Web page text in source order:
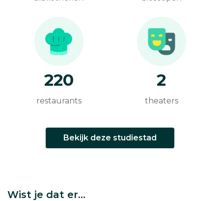
220
restaurants
2
theaters
Bekijk deze studiestad
Wist je dat er...